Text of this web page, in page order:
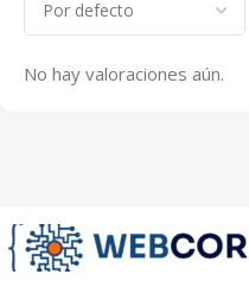
No hay valoraciones aún.